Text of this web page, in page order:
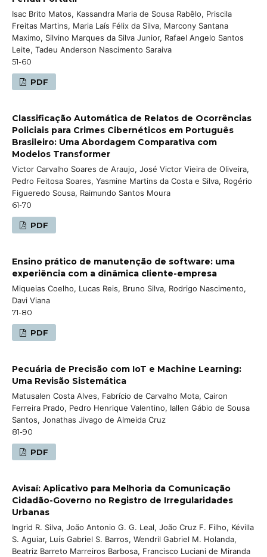
Isac Brito Matos, Kassandra Maria de Sousa Rabêlo, Priscila
Freitas Martins, Maria Laís Félix da Silva, Marcony Santana
Maximo, Silvino Marques da Silva Junior, Rafael Angelo Santos
Leite, Tadeu Anderson Nascimento Saraiva
51-60
PDF
Classificação Automática de Relatos de Ocorrências
Policiais para Crimes Cibernéticos em Português
Brasileiro: Uma Abordagem Comparativa com
Modelos Transformer
Victor Carvalho Soares de Araujo, José Victor Vieira de Oliveira,
Pedro Feitosa Soares, Yasmine Martins da Costa e Silva, Rogério
Figueredo Sousa, Raimundo Santos Moura
61-70
PDF
Ensino prático de manutenção de software: uma
experiência com a dinâmica cliente-empresa
Miqueias Coelho, Lucas Reis, Bruno Silva, Rodrigo Nascimento,
Davi Viana
71-80
PDF
Pecuária de Precisão com IoT e Machine Learning:
Uma Revisão Sistemática
Matusalen Costa Alves, Fabrício de Carvalho Mota, Cairon
Ferreira Prado, Pedro Henrique Valentino, Iallen Gábio de Sousa
Santos, Jonathas Jivago de Almeida Cruz
81-90
PDF
Avisaí: Aplicativo para Melhoria da Comunicação
Cidadão-Governo no Registro de Irregularidades
Urbanas
Ingrid R. Silva, João Antonio G. G. Leal, João Cruz F. Filho, Kévilla
S. Aguiar, Luís Gabriel S. Barros, Wendril Gabriel M. Holanda,
Beatriz Barreto Marreiros Barbosa, Francisco Luciani de Miranda